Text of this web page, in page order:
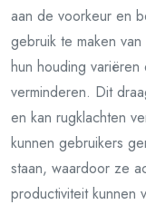
aan de voorkeur en
gebruik te maken
hun houding
verminderen. Dit
en kan rugklachten
kunnen gebruikers
staan, waardoor ze
productiviteit kunnen